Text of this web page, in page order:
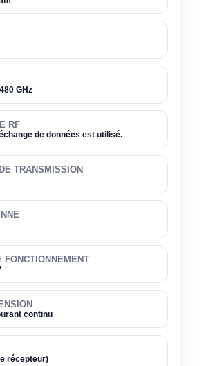
GHz
RF
de données est utilisé.
TRANSMISSION
FONCTIONNEMENT
continu
récepteur)